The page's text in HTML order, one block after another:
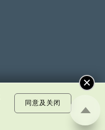
同意及关闭